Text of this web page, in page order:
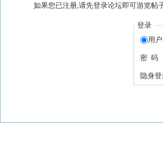
如果您已注册,请先登录论坛即可游览帖
登录
用
密 码
隐身